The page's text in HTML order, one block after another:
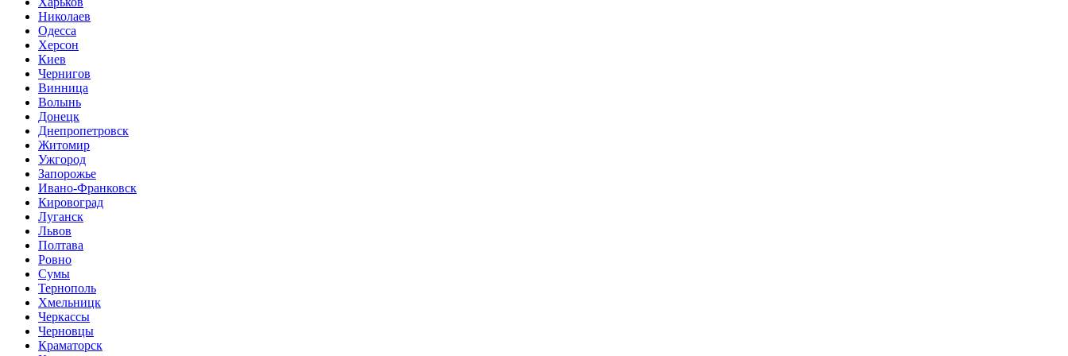
Николаев
Одесса
Херсон
Киев
Чернигов
Винница
Волынь
Донецк
Днепропетровск
Житомир
Ужгород
Запорожье
Ивано-Франковск
Кировоград
Луганск
Львов
Полтава
Ровно
Сумы
Тернополь
Хмельницк
Черкассы
Черновцы
Краматорск